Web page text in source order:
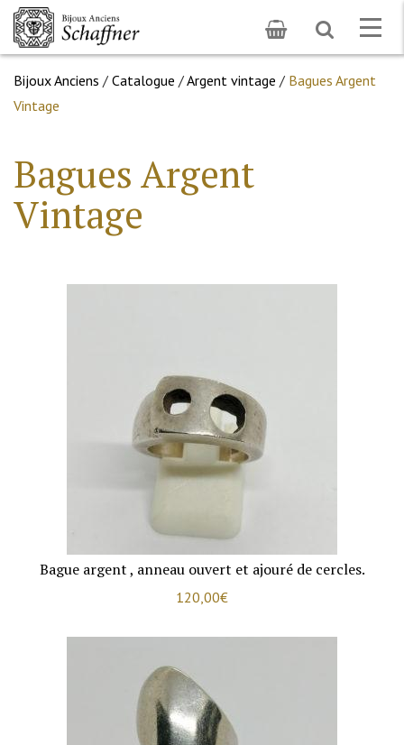
Toggle
search
Bijoux Anciens / Catalogue /Argent vintage / Bagues Argent
Vintage
Bagues Argent
Vintage
Bague argent , anneau ouvert et ajouré de cercles.
120,00€